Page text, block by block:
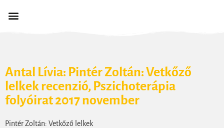
Antal Lívia: Pintér Zoltán: Vetkőző
lelkek recenzió, Pszichoterápia
folyóirat 2017 november
Pintér Zoltán: Vetkőző lelkek